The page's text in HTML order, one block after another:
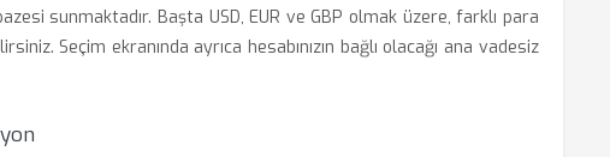
sunmaktadır. Başta USD, EUR ve GBP olmak üzere, farklı para
Seçim ekranında ayrıca hesabınızın bağlı olacağı ana vadesiz